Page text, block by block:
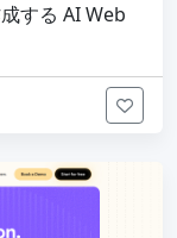
する AI Web